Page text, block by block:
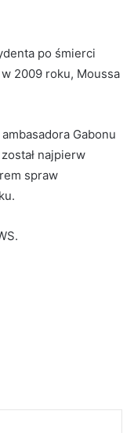
po śmierci
2009 roku, Moussa
Gabonu
najpierw
spraw